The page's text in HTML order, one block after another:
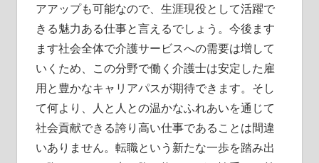
アアップも可能なので、生涯現役として活躍で
きる魅力ある仕事と言えるでしょう。今後ます
ます社会全体で介護サービスへの需要は増して
いくため、この分野で働く介護士は安定した雇
用と豊かなキャリアパスが期待できます。そし
て何より、人と人との温かなふれあいを通じて
社会貢献できる誇り高い仕事であることは間違
いありません。転職という新たな一歩を踏み出